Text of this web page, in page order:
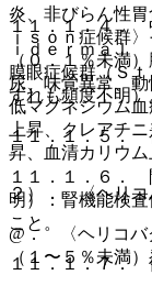
炎、非びらん性
ｉｓｏｎ症候群
（０．１％未満
尿、味覚異常、
低マグネシウム
上昇、クレアチ
昇、血清カリウム
２）． 〈ヘリコ
@． 〈ヘリコバ
（１〜５％未満）
１１．１．４．
ｉｄｅｒｍａｌ
膜眼症候群（Ｓ
ずれも頻度不明）
１１．１．５．
１１．１．６．
明）：腎機能検
こと。
１１．１．７．